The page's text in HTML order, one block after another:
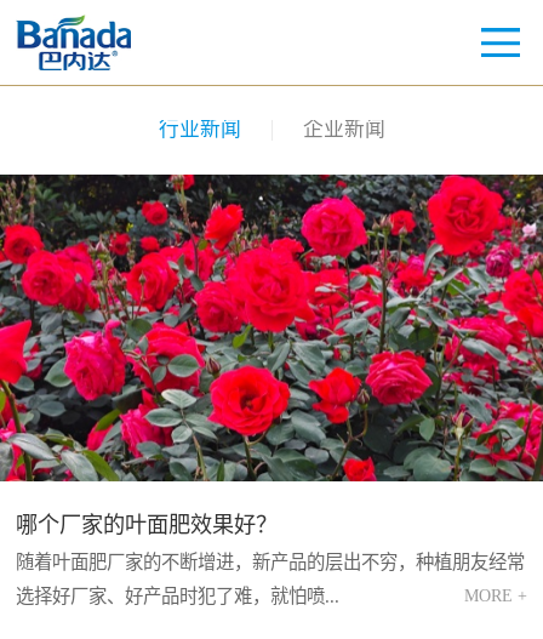
行业新闻 企业新闻
哪个厂家的叶面肥效果好？
随着叶面肥厂家的不断增进，新产品的层出不穷，种植朋友经常
选择好厂家、好产品时犯了难，就怕喷...
MORE +